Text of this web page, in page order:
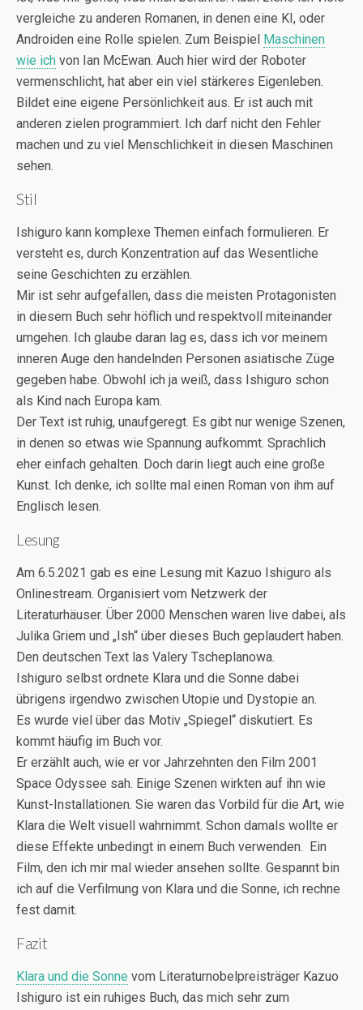
vergleiche zu anderen Romanen, in denen eine KI, oder
Androiden eine Rolle spielen. Zum Beispiel Maschinen
wie ich von Ian McEwan. Auch hier wird der Roboter
vermenschlicht, hat aber ein viel stärkeres Eigenleben.
Bildet eine eigene Persönlichkeit aus. Er ist auch mit
anderen zielen programmiert. Ich darf nicht den Fehler
machen und zu viel Menschlichkeit in diesen Maschinen
sehen.
Stil
Ishiguro kann komplexe Themen einfach formulieren. Er
versteht es, durch Konzentration auf das Wesentliche
seine Geschichten zu erzählen.
Mir ist sehr aufgefallen, dass die meisten Protagonisten
in diesem Buch sehr höflich und respektvoll miteinander
umgehen. Ich glaube daran lag es, dass ich vor meinem
inneren Auge den handelnden Personen asiatische Züge
gegeben habe. Obwohl ich ja weiß, dass Ishiguro schon
als Kind nach Europa kam.
Der Text ist ruhig, unaufgeregt. Es gibt nur wenige Szenen,
in denen so etwas wie Spannung aufkommt. Sprachlich
eher einfach gehalten. Doch darin liegt auch eine große
Kunst. Ich denke, ich sollte mal einen Roman von ihm auf
Englisch lesen.
Lesung
Am 6.5.2021 gab es eine Lesung mit Kazuo Ishiguro als
Onlinestream. Organisiert vom Netzwerk der
Literaturhäuser. Über 2000 Menschen waren live dabei, als
Julika Griem und „Ish“ über dieses Buch geplaudert haben.
Den deutschen Text las Valery Tscheplanowa.
Ishiguro selbst ordnete Klara und die Sonne dabei
übrigens irgendwo zwischen Utopie und Dystopie an.
Es wurde viel über das Motiv „Spiegel“ diskutiert. Es
kommt häufig im Buch vor.
Er erzählt auch, wie er vor Jahrzehnten den Film 2001
Space Odyssee sah. Einige Szenen wirkten auf ihn wie
Kunst-Installationen. Sie waren das Vorbild für die Art, wie
Klara die Welt visuell wahrnimmt. Schon damals wollte er
diese Effekte unbedingt in einem Buch verwenden. Ein
Film, den ich mir mal wieder ansehen sollte. Gespannt bin
ich auf die Verfilmung von Klara und die Sonne, ich rechne
fest damit.
Fazit
Klara und die Sonne vom Literaturnobelpreisträger Kazuo
Ishiguro ist ein ruhiges Buch, das mich sehr zum